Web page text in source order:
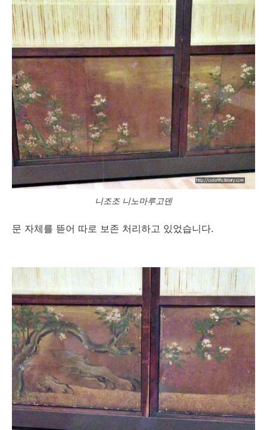
니조조 니노마루고덴
문 자체를 뜯어 따로 보존 처리하고 있었습니다.